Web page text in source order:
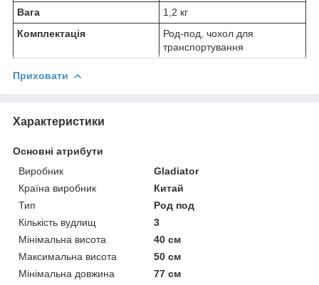
Вага
1,2 кг
Комплектація
Род-под, чохол для
транспортування
Приховати
Характеристики
Основні атрибути
Виробник
Gladiator
Країна виробник
Китай
Тип
Род под
Кількість вудлищ
3
Мінімальна висота
40 см
Максимальна висота
50 см
Мінімальна довжина
77 см